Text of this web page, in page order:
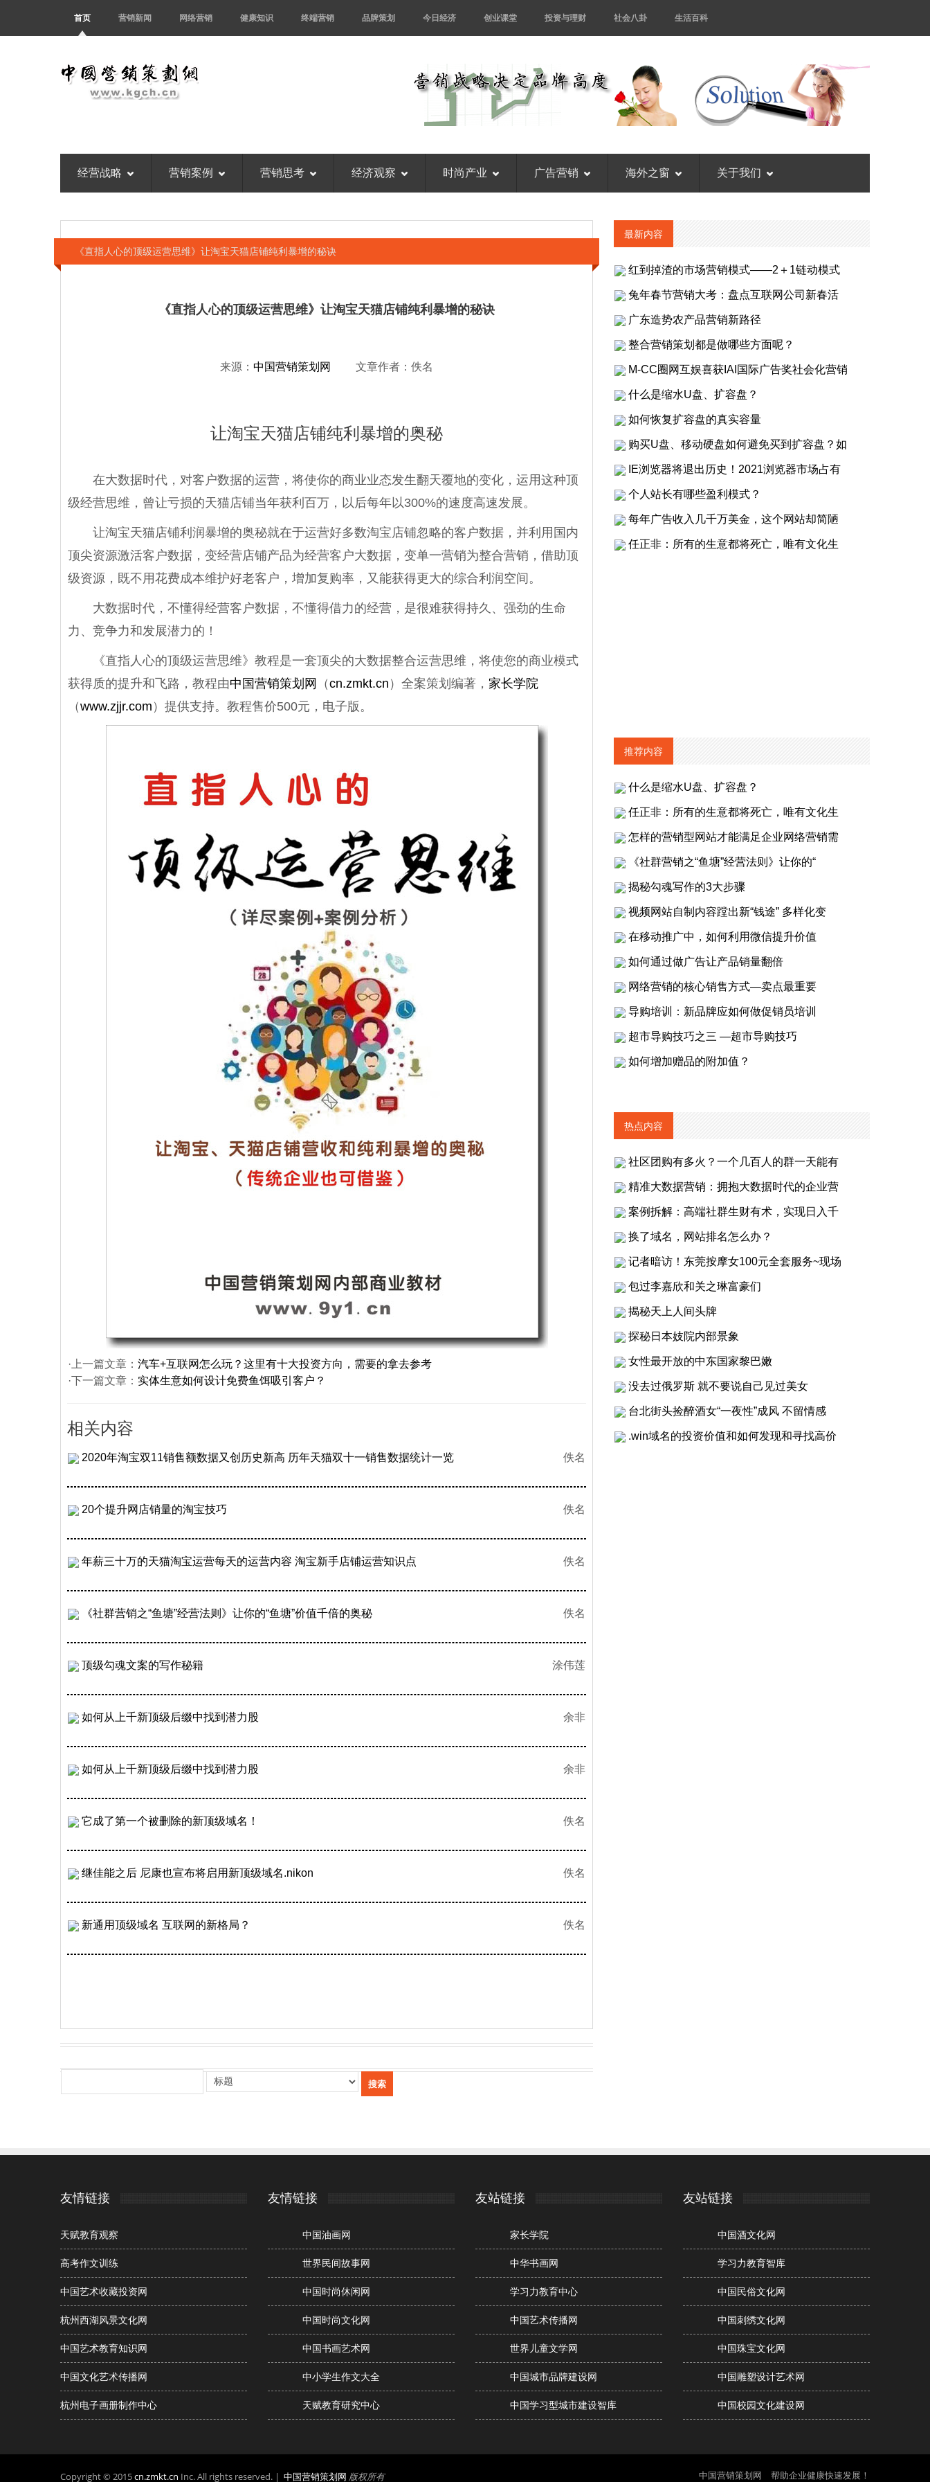
首页 营销新闻 网络营销 健康知识 终端营销 品牌策划 今日经济 创业课堂 投资与理财 社会八卦 生活百科
经营战略 营销案例 营销思考 经济观察 时尚产业 广告营销 海外之窗 关于我们
《直指人心的顶级运营思维》让淘宝天猫店铺纯利暴增的秘诀
《直指人心的顶级运营思维》让淘宝天猫店铺纯利暴增的秘诀
来源： 中国营销策划网 文章作者：佚名
让淘宝天猫店铺纯利暴增的奥秘
在大数据时代，对客户数据的运营，将使你的商业业态发生翻天覆地的变化，运用这种顶
级经营思维，曾让亏损的天猫店铺当年获利百万，以后每年以300%的速度高速发展。
让淘宝天猫店铺利润暴增的奥秘就在于运营好多数淘宝店铺忽略的客户数据，并利用国内
顶尖资源激活客户数据，变经营店铺产品为经营客户大数据，变单一营销为整合营销，借助顶
级资源，既不用花费成本维护好老客户，增加复购率，又能获得更大的综合利润空间。
大数据时代，不懂得经营客户数据，不懂得借力的经营，是很难获得持久、强劲的生命
力、竞争力和发展潜力的！
《直指人心的顶级运营思维》教程是一套顶尖的大数据整合运营思维，将使您的商业模式
获得质的提升和飞路，教程由中国营销策划网 （cn.zmkt.cn ）全案策划编著， 家长学院
（www.zjjr.com ）提供支持。教程售价500元，电子版。
·上一篇文章： 汽车+互联网怎么玩？这里有十大投资方向，需要的拿去参考
·下一篇文章： 实体生意如何设计免费鱼饵吸引客户？
相关内容
2020年淘宝双11销售额数据又创历史新高 历年天猫双十一销售数据统计一览 佚名
20个提升网店销量的淘宝技巧 佚名
年薪三十万的天猫淘宝运营每天的运营内容 淘宝新手店铺运营知识点 佚名
《社群营销之“鱼塘”经营法则》让你的“鱼塘”价值千倍的奥秘 佚名
顶级勾魂文案的写作秘籍 涂伟莲
如何从上千新顶级后缀中找到潜力股 余非
如何从上千新顶级后缀中找到潜力股 余非
它成了第一个被删除的新顶级域名！ 佚名
继佳能之后 尼康也宣布将启用新顶级域名.nikon 佚名
新通用顶级域名 互联网的新格局？ 佚名
最新内容
红到掉渣的市场营销模式——2＋1链动模式
兔年春节营销大考：盘点互联网公司新春活
广东造势农产品营销新路径
整合营销策划都是做哪些方面呢？
M-CC圈网互娱喜获IAI国际广告奖社会化营销
什么是缩水U盘、扩容盘？
如何恢复扩容盘的真实容量
购买U盘、移动硬盘如何避免买到扩容盘？如
IE浏览器将退出历史！2021浏览器市场占有
个人站长有哪些盈利模式？
每年广告收入几千万美金，这个网站却简陋
任正非：所有的生意都将死亡，唯有文化生
推荐内容
什么是缩水U盘、扩容盘？
任正非：所有的生意都将死亡，唯有文化生
怎样的营销型网站才能满足企业网络营销需
《社群营销之“鱼塘”经营法则》让你的“
揭秘勾魂写作的3大步骤
视频网站自制内容蹚出新“钱途” 多样化变
在移动推广中，如何利用微信提升价值
如何通过做广告让产品销量翻倍
网络营销的核心销售方式—卖点最重要
导购培训：新品牌应如何做促销员培训
超市导购技巧之三 —超市导购技巧
如何增加赠品的附加值？
热点内容
社区团购有多火？一个几百人的群一天能有
精准大数据营销：拥抱大数据时代的企业营
案例拆解：高端社群生财有术，实现日入千
换了域名，网站排名怎么办？
记者暗访！东莞按摩女100元全套服务~现场
包过李嘉欣和关之琳富豪们
揭秘天上人间头牌
探秘日本妓院内部景象
女性最开放的中东国家黎巴嫩
没去过俄罗斯 就不要说自己见过美女
台北街头捡醉酒女“一夜性”成风 不留情感
.win域名的投资价值和如何发现和寻找高价
友情链接
天赋教育观察
高考作文训练
中国艺术收藏投资网
杭州西湖风景文化网
中国艺术教育知识网
中国文化艺术传播网
杭州电子画册制作中心
友情链接
中国油画网
世界民间故事网
中国时尚休闲网
中国时尚文化网
中国书画艺术网
中小学生作文大全
天赋教育研究中心
友站链接
家长学院
中华书画网
学习力教育中心
中国艺术传播网
世界儿童文学网
中国城市品牌建设网
中国学习型城市建设智库
友站链接
中国酒文化网
学习力教育智库
中国民俗文化网
中国刺绣文化网
中国珠宝文化网
中国雕塑设计艺术网
中国校园文化建设网
Copyright © 2015cn.zmkt.cn Inc. All rights reserved. | 中国营销策划网 版权所有 中国营销策划网 帮助企业健康快速发展！